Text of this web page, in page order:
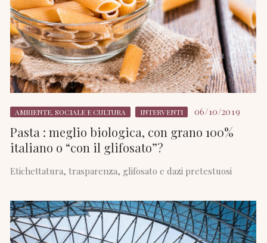
AMBIENTE, SOCIALE E CULTURA INTERVENTI 06/10/2019
Pasta : meglio biologica, con grano 100%
italiano o “con il glifosato”?
Etichettatura, trasparenza, glifosato e dazi pretestuosi